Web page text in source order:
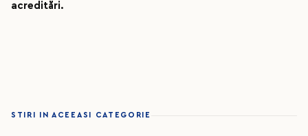
acreditări.
STIRI IN ACEEASI CATEGORIE